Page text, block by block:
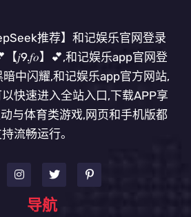
推荐】和记娱乐官网登录
𝑗9.𝑓𝑜】💕,和记娱乐app官网登
中闪耀,和记娱乐app官方网站,
快速进入全站入口,下载APP享
与体育类游戏,网页和手机版都
流畅运行。
导航